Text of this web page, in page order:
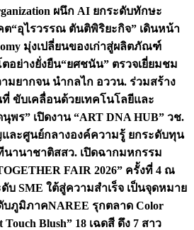
ผนึก AI ยกระดับทักษะ
ต“อุไรวรรณ ตันติพิริยะกิจ” เดินหน้า
มุ่งเปลี่ยนของเก่าสู่ผลิตภัณฑ์
อย่างยั่งยืน“ยศชนัน” ตรวจเยี่ยมชม
มยากจน นำกลไก อววน. ร่วมสร้าง
ขับเคลื่อนด้วยเทคโนโลยีและ
นุพร” เปิดงาน “ART DNA HUB” วช.
ละศูนย์กลางองค์ความรู้ ยกระดับทุน
นานาชาติสสว. เปิดฉากมหกรรม
FAIR 2026” ครั้งที่ 4 ณ
บ SME ใต้สู่ความสำเร็จ เป็นจุดหมาย
บภูมิภาคNAREE รุกตลาด Color
Touch Blush” 18 เฉดสี ดึง 7 สาว